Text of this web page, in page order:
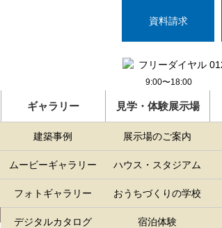
資料請求
9:00〜18:00
ギャラリー
建築事例
ムービーギャラリー
フォトギャラリー
デジタルカタログ
見学・体験展示場
展示場のご案内
ハウス・スタジアム
おうちづくりの学校
宿泊体験
ゆがまない家